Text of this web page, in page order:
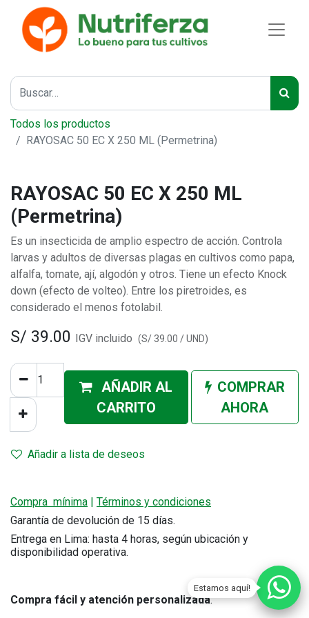
Estamos aquí!
Todos los productos
RAYOSAC 50 EC X 250 ML (Permetrina)
RAYOSAC 50 EC X 250 ML
(Permetrina)
Es un insecticida de amplio espectro de acción. Controla
larvas y adultos de diversas plagas en cultivos como papa,
alfalfa, tomate, ají, algodón y otros. Tiene un efecto Knock
down (efecto de volteo). Entre los piretroides, es
considerado el menos fotolabil.
S/ 39.00 IGV incluido (S/39.00 /UND)
AÑADIR AL
CARRITO
COMPRAR
AHORA
Añadir a lista de deseos
Compra mínima | Términos y condiciones
Garantía de devolución de 15 días.
Entrega en Lima: hasta 4 horas, según ubicación y
disponibilidad operativa.
Compra fácil y atención personalizada.